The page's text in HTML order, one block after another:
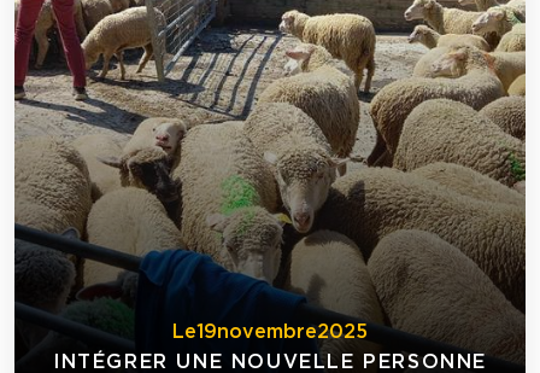
Le19novembre2025
INTÉGRER UNE NOUVELLE PERSONNE